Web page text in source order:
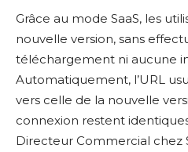
Grâce au mode SaaS, les
nouvelle version, sans
téléchargement ni aucune
Automatiquement, l’URL
vers celle de la nouvelle
connexion restent
Directeur Commercial chez